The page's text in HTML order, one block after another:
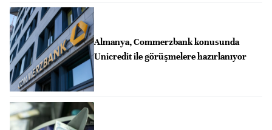
Almanya, Commerzbank konusunda
Unicredit ile görüşmelere hazırlanıyor